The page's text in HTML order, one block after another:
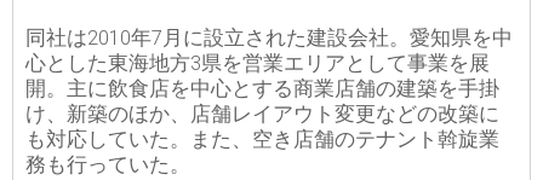
同社は2010年7月に設立された建設会社。愛知県を中
心とした東海地方3県を営業エリアとして事業を展
開。主に飲食店を中心とする商業店舗の建築を手掛
け、新築のほか、店舗レイアウト変更などの改築に
も対応していた。また、空き店舗のテナント斡旋業
務も行っていた。